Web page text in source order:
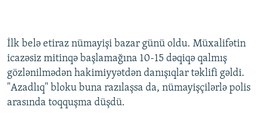
AZADLIQRADIOSU MOBIL TELEFONUNUZDA
BIZIMLƏ ƏLAQƏ
XƏBƏR BÜLLETENLƏRIMIZ
RFE/RL-in bütün saytları
İlk belə etiraz nümayişi bazar günü oldu. Müxalifətin
icazəsiz mitinqə başlamağına 10-15 dəqiqə qalmış
gözlənilmədən hakimiyyətdən danışıqlar təklifi gəldi.
"Azadlıq" bloku buna razılaşsa da, nümayişçilərlə polis
arasında toqquşma düşdü.